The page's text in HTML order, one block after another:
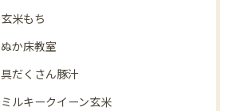
玄米もち
ぬか床教室
具だくさん豚汁
ミルキークイーン玄米